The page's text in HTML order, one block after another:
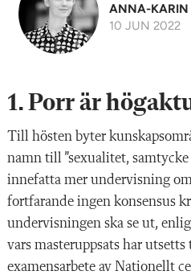
ANNA-KARIN
10 JUN 2022
1. Porr är
Till hösten byter
namn till ”sexualitet, samtycke
innefatta mer undervisning
fortfarande ingen konsensus
undervisningen ska se ut,
vars masteruppsats har
examensarbete av Nationellt